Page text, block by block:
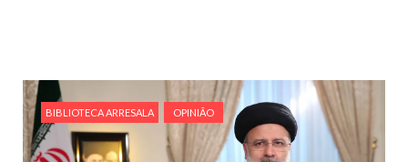
Em nome de Deus, O Clemente, O Misericordioso! O Centro
Islâmico no Brasil parabeniza a nação islâmica pela chegada
no ano novo muçulmano de 1435 Hejrita. Desejamos a
todos os irmãos e irmãs um novo
BIBLIOTECA ARRESALA OPINIÃO